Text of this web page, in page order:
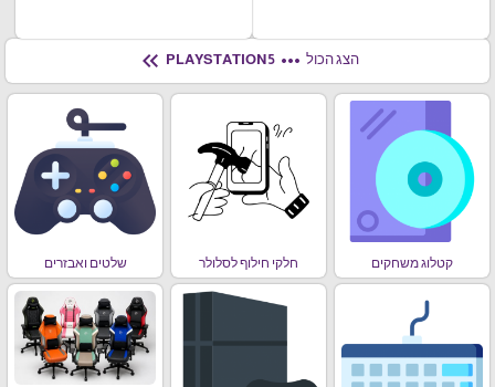
הצג הכול more_horiz
PLAYSTATION 5
keyboard_double_arrow_left
קטלוג משחקים חלקי חילוף לסלולר שלטים ואבזרים